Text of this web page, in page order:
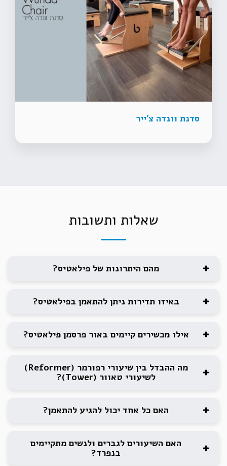
סדנת וונדה צ׳ייר
שאלות ותשובות
מהם היתרונות של פילאטיס?
באיזו תדירות ניתן להתאמן בפילאטיס?
אילו מכשירים קיימים באור פרסמן פילאטיס?
מה ההבדל בין שיעורי רפורמר (Reformer)
לשיעורי טאוור (Tower)?
האם כל אחד יכול להגיע להתאמן?
האם השיעורים לגברים ולנשים מתקיימים
בנפרד?